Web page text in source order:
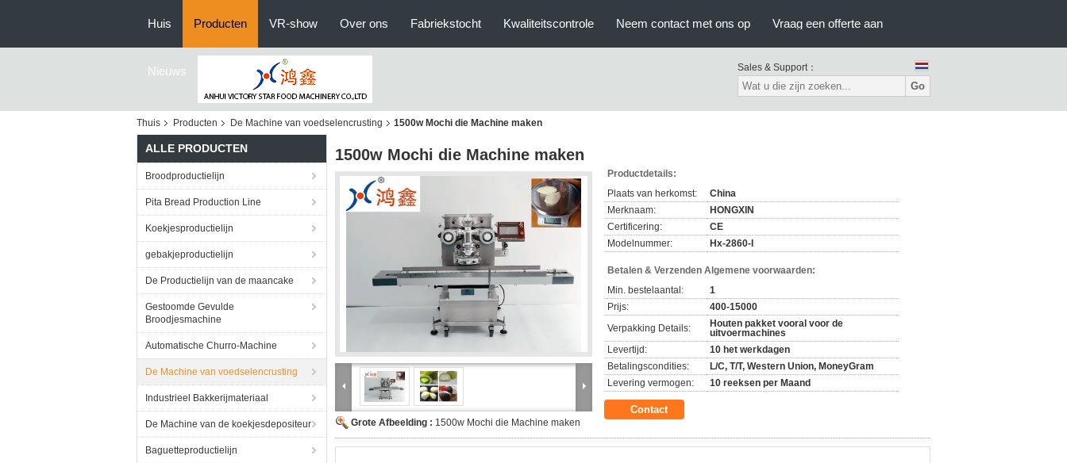
Huis Producten VR-show Over ons Fabriekstocht Kwaliteitscontrole Neem contact met ons op Vraag een offerte aan
Nieuws Sales & Support：
Go
Thuis Producten De Machine van voedselencrusting 1500w Mochi die Machine maken
ALLE PRODUCTEN
Broodproductielijn
Pita Bread Production Line
Koekjesproductielijn
gebakjeproductielijn
De Productielijn van de maancake
Gestoomde Gevulde
Broodjesmachine
Automatische Churro-Machine
De Machine van voedselencrusting
Industrieel Bakkerijmateriaal
De Machine van de koekjesdepositeur
Baguetteproductielijn
1500w Mochi die Machine maken
Grote Afbeelding : 1500w Mochi die Machine maken
Productdetails:
Plaats van herkomst:
China
Merknaam:
HONGXIN
Certificering:
CE
Modelnummer:
Hx-2860-I
Betalen & Verzenden Algemene voorwaarden:
Min. bestelaantal:
1
Prijs:
400-15000
Verpakking Details:
Houten pakket vooral voor de
uitvoermachines
Levertijd:
10 het werkdagen
Betalingscondities:
L/C, T/T, Western Union, MoneyGram
Levering vermogen:
10 reeksen per Maand
Contact